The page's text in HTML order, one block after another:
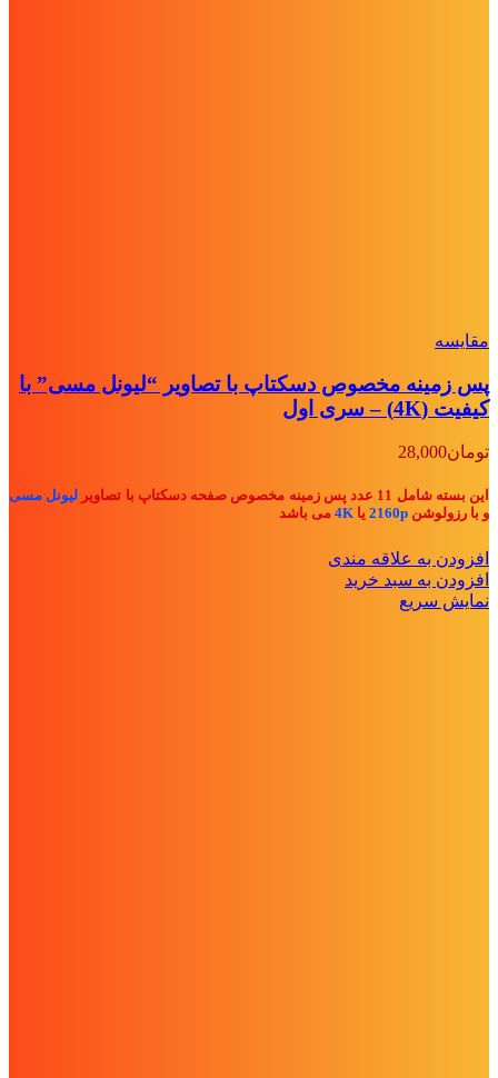
مقايسه
پس زمینه مخصوص دسکتاپ با تصاویر “لیونل مسی” با
کیفیت (4K) – سری اول
تومان28,000
این بسته شامل 11 عدد پس زمینه مخصوص صفحه دسکتاپ با تصاویر
لیونل مسی
و با رزولوشن 2160p یا 4K می باشد
افزودن به علاقه مندی
افزودن به سبد خرید
نمایش سریع